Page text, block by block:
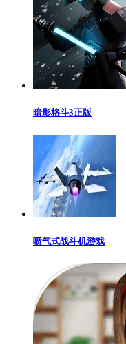
暗影格斗3正版
喷气式战斗机游戏